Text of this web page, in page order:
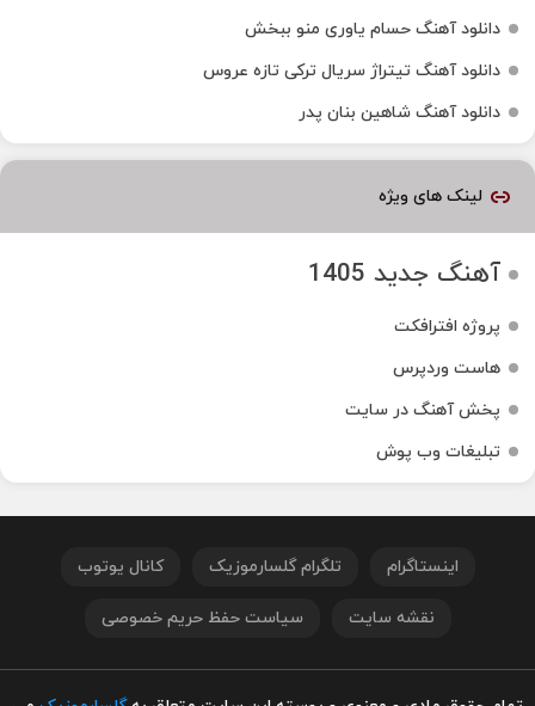
دانلود آهنگ حسام یاوری منو ببخش
دانلود آهنگ تیتراژ سریال ترکی تازه عروس
دانلود آهنگ شاهین بنان پدر
لینک های ویژه
آهنگ جدید 1405
پروژه افترافکت
هاست وردپرس
پخش آهنگ در سایت
تبلیغات وب پوش
اینستاگرام تلگرام گلسارموزیک کانال یوتوب
نقشه سایت سیاست حفظ حریم خصوصی